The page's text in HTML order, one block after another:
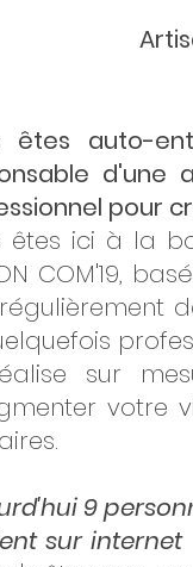
êtes auto-
d'une
pour
êtes ici à la
COM'19,
sur
votre
9
sur internet